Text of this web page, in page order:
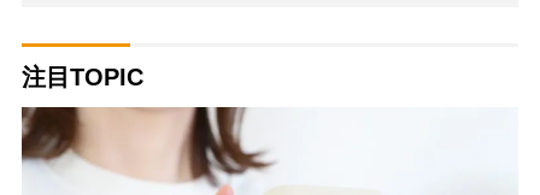
注目TOPIC